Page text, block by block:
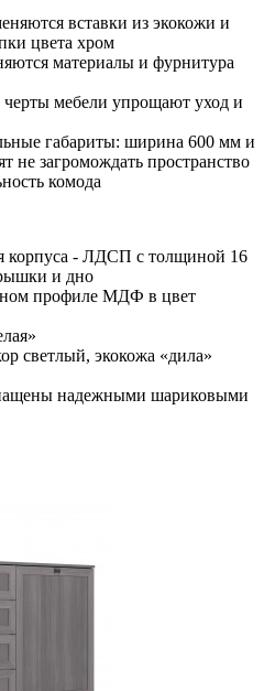
вставки из экокожи и
цвета хром
материалы и фурнитура
мебели упрощают уход и
габариты: ширина 600 мм и
не загромождать пространство
комода
корпуса - ЛДСП с толщиной 16
и дно
профиле МДФ в цвет
светлый, экокожа «дила»
надежными шариковыми